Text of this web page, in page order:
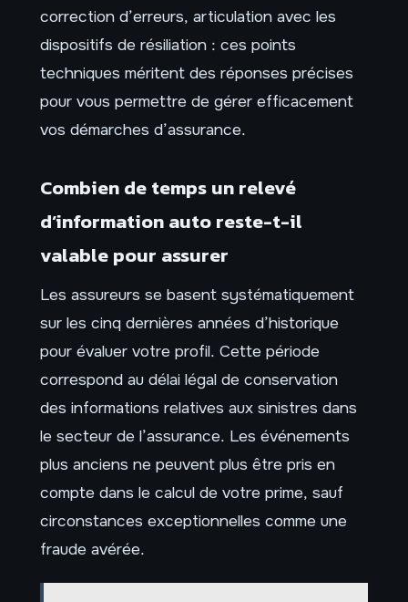
correction d’erreurs, articulation avec les
dispositifs de résiliation : ces points
techniques méritent des réponses précises
pour vous permettre de gérer efficacement
vos démarches d’assurance.
Combien de temps un relevé
d’information auto reste-t-il
valable pour assurer
Les assureurs se basent systématiquement
sur les cinq dernières années d’historique
pour évaluer votre profil. Cette période
correspond au délai légal de conservation
des informations relatives aux sinistres dans
le secteur de l’assurance. Les événements
plus anciens ne peuvent plus être pris en
compte dans le calcul de votre prime, sauf
circonstances exceptionnelles comme une
fraude avérée.